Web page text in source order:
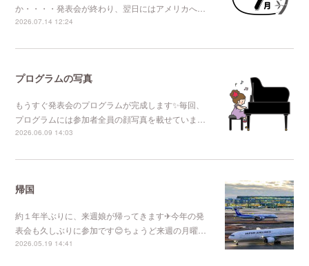
か・・・・発表会が終わり、翌日にはアメリカへ…
2026.07.14 12:24
プログラムの写真
もうすぐ発表会のプログラムが完成します✨毎回、
プログラムには参加者全員の顔写真を載せていま…
2026.06.09 14:03
帰国
約１年半ぶりに、来週娘が帰ってきます✈今年の発
表会も久しぶりに参加です😊ちょうど来週の月曜…
2026.05.19 14:41